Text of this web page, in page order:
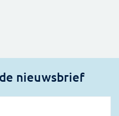
nieuwsbrief